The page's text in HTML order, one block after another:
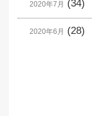
2020年7月 (34)
2020年6月 (28)